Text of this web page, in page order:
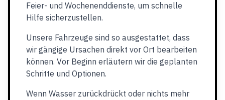
Feier- und Wochenenddienste, um schnelle
Hilfe sicherzustellen.
Unsere Fahrzeuge sind so ausgestattet, dass
wir gängige Ursachen direkt vor Ort bearbeiten
können. Vor Beginn erläutern wir die geplanten
Schritte und Optionen.
Wenn Wasser zurückdrückt oder nichts mehr